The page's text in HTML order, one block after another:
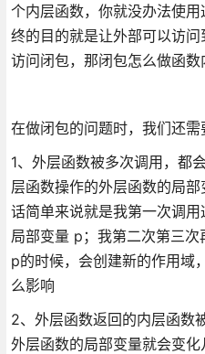
个内层函数，你就没办法使
终的目的就是让外部可以访
访问闭包，那闭包怎么做函
在做闭包的问题时，我们还需
1、外层函数被多次调用，都
层函数操作的外层函数的局
话简单来说就是我第一次调
局部变量 p；我第二次第三
p的时候，会创建新的作用域
么影响
2、外层函数返回的内层函数
外层函数的局部变量就会变化